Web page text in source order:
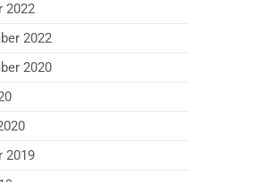
2022
2022
2020
2019